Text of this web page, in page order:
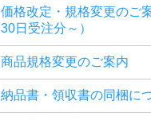
価格改定・規格変更のご
30日受注分～）
商品規格変更のご案内
納品書・領収書の同梱に